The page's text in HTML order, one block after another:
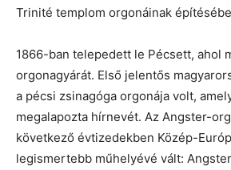
Trinité templom orgonáinak
1866-ban telepedett le Pécsett, ahol
orgonagyárát. Első jelentős
a pécsi zsinagóga orgonája volt,
megalapozta hírnevét. Az Angster-
következő évtizedekben Közép-
legismertebb műhelyévé vált: